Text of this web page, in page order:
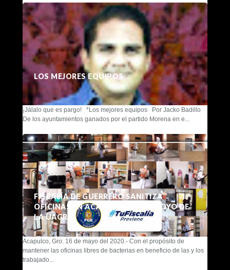
LOS MEJORES EQUIPOS
¡Jálalo que es pargo! *Los mejores equipos Por Jacko Badillo
De los ayuntamientos ganados por el partido Morena en e...
FISCALÍA DE GUERRERO SANITIZA
OFICINAS EN ACAPULCO CON APOYO DE
LA UAGRO
Acapulco, Gro. 16 de mayo del 2020.- Con el propósito de
mantener las oficinas libres de bacterias en beneficio de las y los
trabajado...